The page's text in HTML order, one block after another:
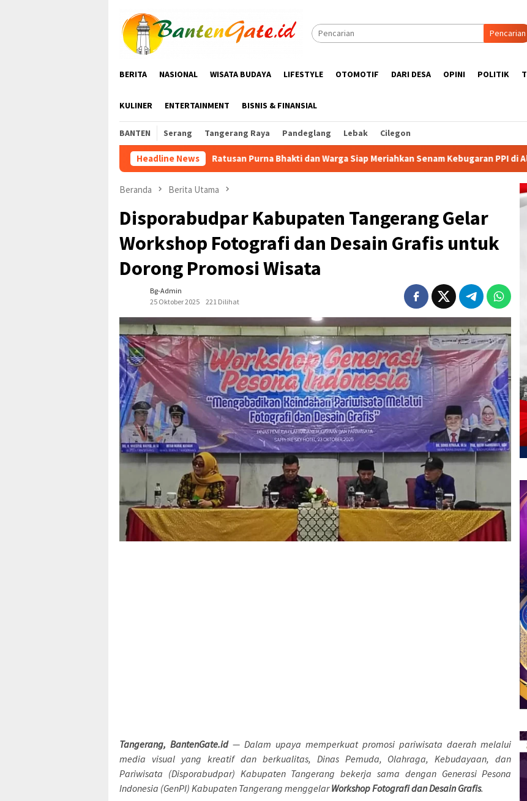
konten
Pencarian
BERITA NASIONAL WISATA BUDAYA LIFESTYLE OTOMOTIF DARI DESA OPINI POLITIK
KULINER ENTERTAINMENT BISNIS & FINANSIAL
BANTEN Serang Tangerang Raya Pandeglang Lebak Cilegon
Headline News
Ratusan Purna Bhakti dan Warga Siap Meriahkan Senam Kebugaran PPI di Alun-alun Rangkasbitung
Beranda Berita Utama
Disporabudpar Kabupaten Tangerang Gelar
Workshop Fotografi dan Desain Grafis untuk
Dorong Promosi Wisata
Bg-Admin
25 Oktober 2025
221 Dilihat
Tangerang, BantenGate.id— Dalam upaya memperkuat promosi pariwisata daerah melalui
media visual yang kreatif dan berkualitas, Dinas Pemuda, Olahraga, Kebudayaan, dan
Pariwisata (Disporabudpar) Kabupaten Tangerang bekerja sama dengan Generasi Pesona
Indonesia (GenPI) Kabupaten Tangerang menggelarWorkshop Fotografi dan Desain Grafis.